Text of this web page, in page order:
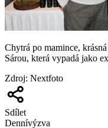
Chytrá po mamince,
Sárou, která vypadá jako
Zdroj: Nextfoto
Sdílet
Dennívýzva